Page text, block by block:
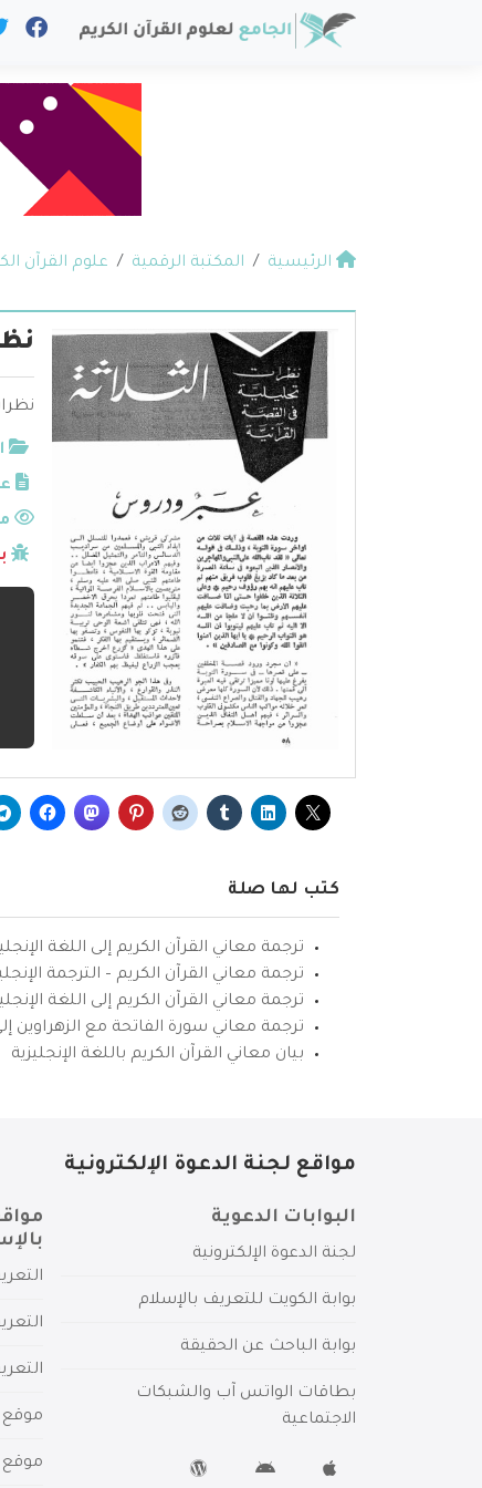
الرئيسية المكتبة الرقمية علوم القرآن
كتب لها صلة
ترجمة معاني القرآن الكريم إلى اللغة
ترجمة معاني القرآن الكريم – الترجمة
ترجمة معاني القرآن الكريم إلى اللغة
ترجمة معاني سورة الفاتحة مع الزهراوين
بيان معاني القرآن الكريم باللغة الإنجليزية
مواقع لجنة الدعوة الإلكترونية
البوابات الدعوية
لجنة الدعوة الإلكترونية
بوابة الكويت للتعريف بالإسلام
بوابة الباحث عن الحقيقة
بطاقات الواتس آب والشبكات
الاجتماعية
موقع
موقع